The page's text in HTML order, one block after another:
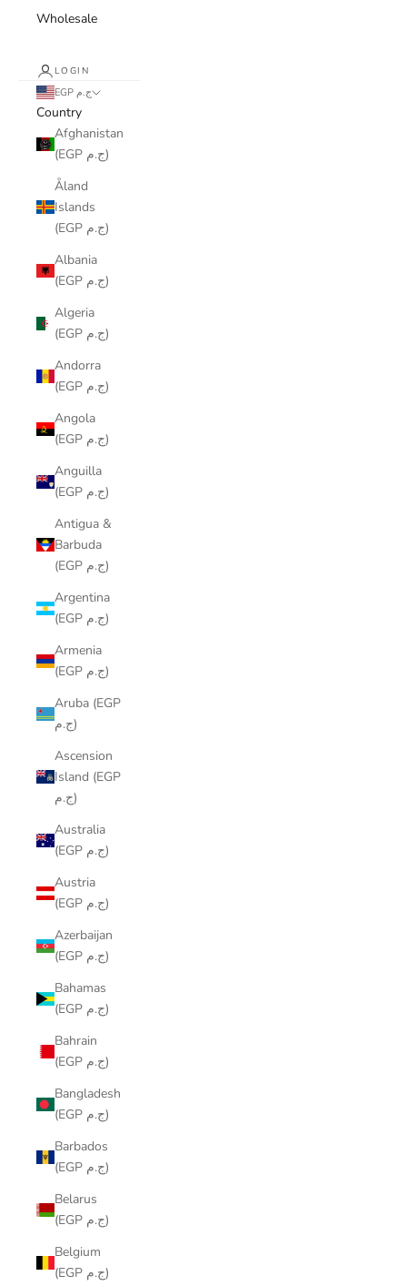
Wholesale
LOGIN
EGP ج.م
Country
Afghanistan
(EGP ج.م)
Åland
Islands
(EGP ج.م)
Albania
(EGP ج.م)
Algeria
(EGP ج.م)
Andorra
(EGP ج.م)
Angola
(EGP ج.م)
Anguilla
(EGP ج.م)
Antigua &
Barbuda
(EGP ج.م)
Argentina
(EGP ج.م)
Armenia
(EGP ج.م)
Aruba (EGP
ج.م)
Ascension
Island (EGP
ج.م)
Australia
(EGP ج.م)
Austria
(EGP ج.م)
Azerbaijan
(EGP ج.م)
Bahamas
(EGP ج.م)
Bahrain
(EGP ج.م)
Bangladesh
(EGP ج.م)
Barbados
(EGP ج.م)
Belarus
(EGP ج.م)
Belgium
(EGP ج.م)